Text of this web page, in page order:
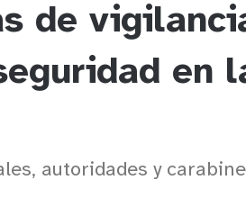
de
en
autoridades y